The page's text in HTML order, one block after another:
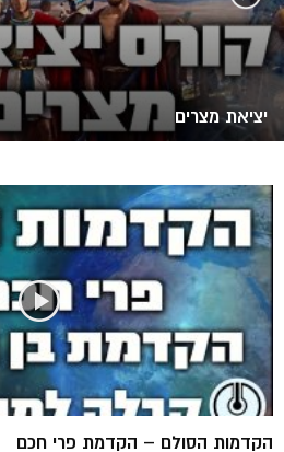
יציאת מצרים
הקדמות הסולם – הקדמת פרי חכם